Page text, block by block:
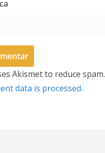
Akismet to reduce spam.
data is processed.